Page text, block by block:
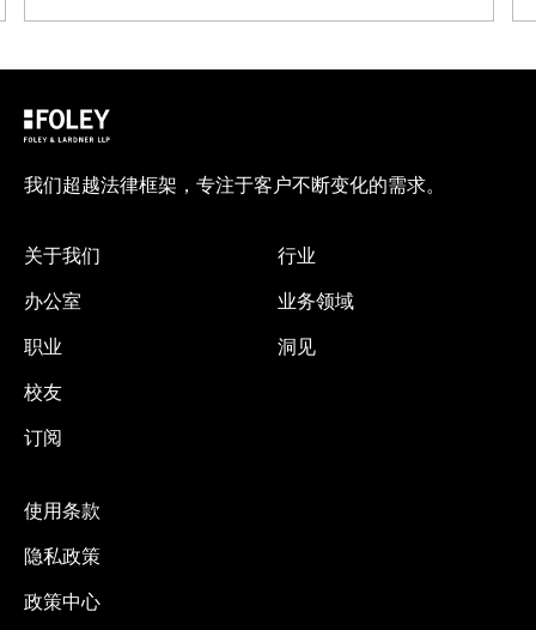
我们超越法律框架，专注于客户不断变化的需求。
关于我们
办公室
职业
校友
订阅
行业
业务领域
洞见
使用条款
隐私政策
政策中心